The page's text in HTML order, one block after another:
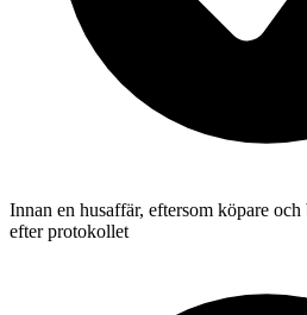
Innan en husaffär, eftersom köpare
efter protokollet